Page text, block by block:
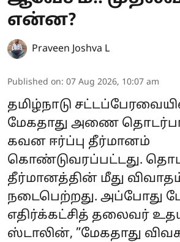
என்ன?
Praveen Joshva L
Published on: 07 Aug 2026, 10:07 am
தமிழ்நாடு
மேகதாது அணை
கவன ஈர்ப்பு தீர்மானம்
கொண்டுவரப்பட்டது.
தீர்மானத்தின் மீது
நடைபெற்றது. அப்போது
எதிர்க்கட்சித் தலைவர்
ஸ்டாலின், ”மேகதாது